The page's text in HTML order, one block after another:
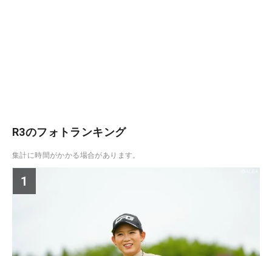
R3のフォトランキング
集計に時間がかかる場合があります。
1